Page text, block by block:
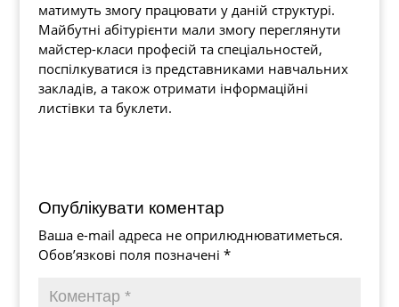
матимуть змогу працювати у даній структурі.
Майбутні абітурієнти мали змогу переглянути
майстер-класи професій та спеціальностей,
поспілкуватися із представниками навчальних
закладів, а також отримати інформаційні
листівки та буклети.
Опублікувати коментар
Ваша e-mail адреса не оприлюднюватиметься.
Обов’язкові поля позначені *